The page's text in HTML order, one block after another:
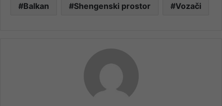
Balkan Shengenski prostor Vozači